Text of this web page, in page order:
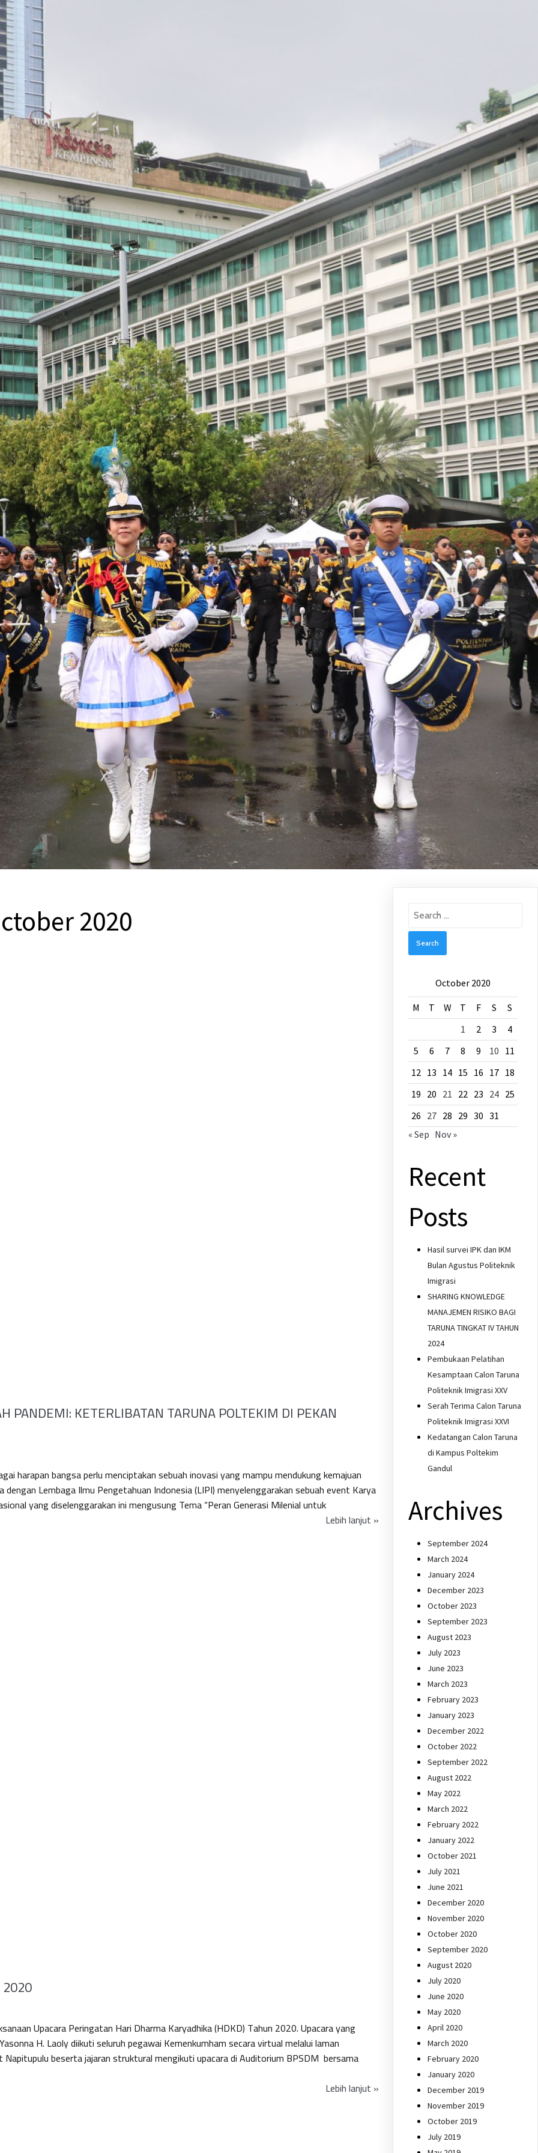
2020
PANDEMI: KETERLIBATAN TARUNA POLTEKIM DI PEKAN
harapan bangsa perlu menciptakan sebuah inovasi yang mampu mendukung kemajuan
Lembaga Ilmu Pengetahuan Indonesia (LIPI) menyelenggarakan sebuah event Karya
yang diselenggarakan ini mengusung Tema “Peran Generasi Milenial untuk
Lebih lanjut »
2020
Upacara Peringatan Hari Dharma Karyadhika (HDKD) Tahun 2020. Upacara yang
H. Laoly diikuti seluruh pegawai Kemenkumham secara virtual melalui laman
beserta jajaran struktural mengikuti upacara di Auditorium BPSDM bersama
Lebih lanjut »
Search
October 2020
M T W T F S
S
1
2 3
4
5
6 7 8 9 10 11
12 13 14 15 16 17 18
19 20 21 22 23 24 25
26 27 28 29 30 31
« Sep Nov »
Recent
Posts
Hasil survei IPK dan IKM
Bulan Agustus Politeknik
Imigrasi
SHARING KNOWLEDGE
MANAJEMEN RISIKO BAGI
TARUNA TINGKAT IV TAHUN
2024
Pembukaan Pelatihan
Kesamptaan Calon Taruna
Politeknik Imigrasi XXV
Serah Terima Calon Taruna
Politeknik Imigrasi XXVI
Kedatangan Calon Taruna
di Kampus Poltekim
Gandul
Archives
September 2024
March 2024
January 2024
December 2023
October 2023
September 2023
August 2023
July 2023
June 2023
March 2023
February 2023
January 2023
December 2022
October 2022
September 2022
August 2022
May 2022
March 2022
February 2022
January 2022
October 2021
July 2021
June 2021
December 2020
November 2020
October 2020
September 2020
August 2020
July 2020
June 2020
May 2020
April 2020
March 2020
February 2020
January 2020
December 2019
November 2019
October 2019
July 2019